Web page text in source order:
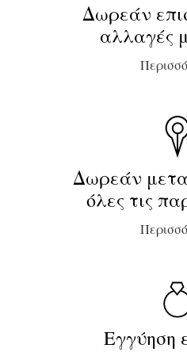
Δωρεάν
αλλαγές
Δωρεάν
όλες τις
Εγγύηση